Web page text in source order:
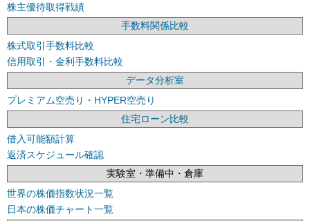
株主優待取得戦績
手数料関係比較
株式取引手数料比較
信用取引・金利手数料比較
データ分析室
プレミアム空売り・HYPER空売り
住宅ローン比較
借入可能額計算
返済スケジュール確認
実験室・準備中・倉庫
世界の株価指数状況一覧
日本の株価チャート一覧